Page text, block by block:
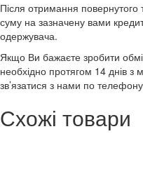
Після отримання
суму на зазначену вами
одержувача.
Якщо Ви бажаєте зробити
необхідно протягом 14 днів
зв’язатися з нами по
Схожі товари